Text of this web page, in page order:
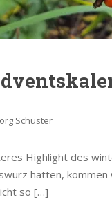
Schuster
Highlight des
hatten,
so […]